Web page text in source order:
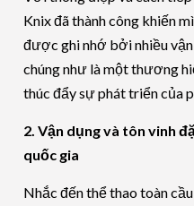
Knix đã thành công khiến
được ghi nhớ bởi nhiều
chúng như là một thương
thúc đẩy sự phát triển của
2. Vận dụng và tôn vinh
quốc gia
Nhắc đến thể thao toàn